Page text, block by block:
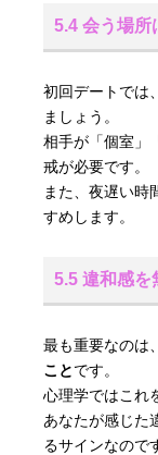
5.4 会う場所
初回デートでは
ましょう。
相手が「個室」
戒が必要です。
また、夜遅い時
すめします。
5.5 違和感を
最も重要なのは、
ことです。
心理学ではこれ
あなたが感じた
るサインなので